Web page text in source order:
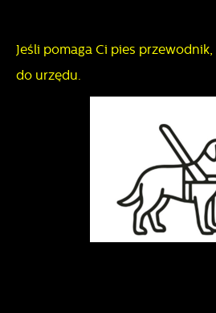
Jeśli pomaga Ci pies
do urzędu.